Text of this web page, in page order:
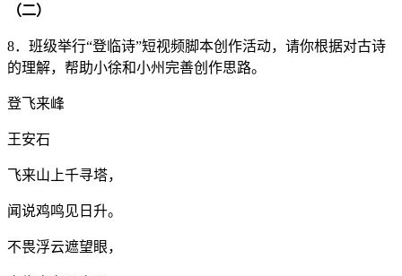
（二）
8．班级举行“登临诗”短视频脚本创作活动，请你根据对古诗
的理解，帮助小徐和小州完善创作思路。
登飞来峰
王安石
飞来山上千寻塔，
闻说鸡鸣见日升。
不畏浮云遮望眼，